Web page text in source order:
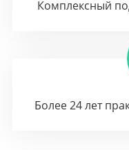
Комплексный
Более 24 лет